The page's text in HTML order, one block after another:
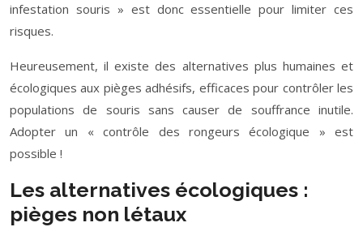
infestation souris » est donc essentielle pour limiter ces
risques.
Heureusement, il existe des alternatives plus humaines et
écologiques aux pièges adhésifs, efficaces pour contrôler les
populations de souris sans causer de souffrance inutile.
Adopter un « contrôle des rongeurs écologique » est
possible !
Les alternatives écologiques :
pièges non létaux